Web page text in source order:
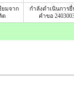
ยมจาก
ต
กำลังดำเนินการ
คำขอ